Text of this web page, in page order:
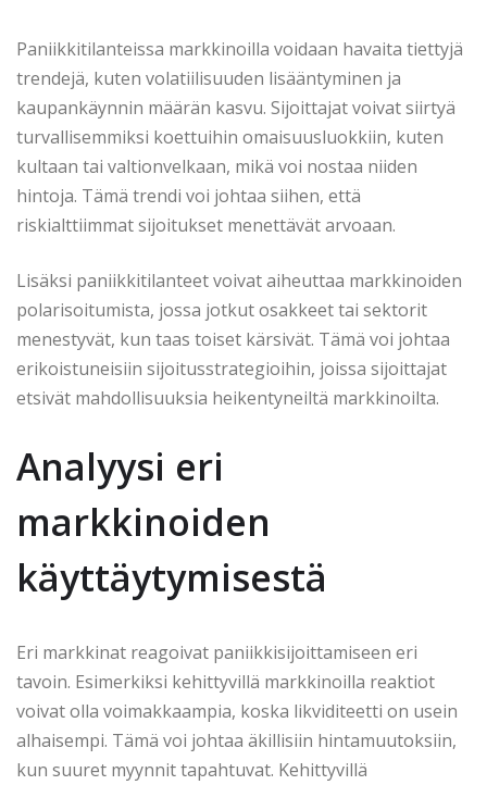
Paniikkitilanteissa markkinoilla voidaan havaita tiettyjä
trendejä, kuten volatiilisuuden lisääntyminen ja
kaupankäynnin määrän kasvu. Sijoittajat voivat siirtyä
turvallisemmiksi koettuihin omaisuusluokkiin, kuten
kultaan tai valtionvelkaan, mikä voi nostaa niiden
hintoja. Tämä trendi voi johtaa siihen, että
riskialttiimmat sijoitukset menettävät arvoaan.
Lisäksi paniikkitilanteet voivat aiheuttaa markkinoiden
polarisoitumista, jossa jotkut osakkeet tai sektorit
menestyvät, kun taas toiset kärsivät. Tämä voi johtaa
erikoistuneisiin sijoitusstrategioihin, joissa sijoittajat
etsivät mahdollisuuksia heikentyneiltä markkinoilta.
Analyysi eri
markkinoiden
käyttäytymisestä
Eri markkinat reagoivat paniikkisijoittamiseen eri
tavoin. Esimerkiksi kehittyvillä markkinoilla reaktiot
voivat olla voimakkaampia, koska likviditeetti on usein
alhaisempi. Tämä voi johtaa äkillisiin hintamuutoksiin,
kun suuret myynnit tapahtuvat. Kehittyvillä